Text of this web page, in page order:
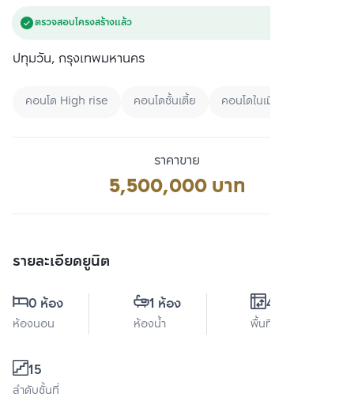
ตรวจสอบโครงสร้างแล้ว
ปทุมวัน, กรุงเทพมหานคร
คอนโด High rise คอนโดชั้นเตี้ย คอนโดในเมือง
ราคาขาย
5,500,000 บาท
รายละเอียดยูนิต
0 ห้อง
ห้องนอน
1 ห้อง
ห้องน้ำ
42 ตร.ม.
พื้นที่ใช้สอย
15
ลำดับชั้นที่